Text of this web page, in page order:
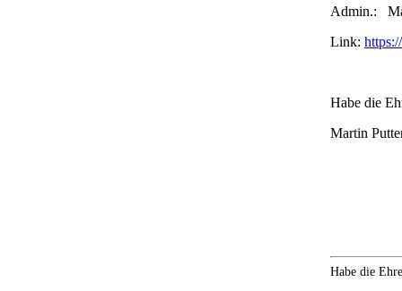
Admin.:
Link:
Habe die
Martin
Habe die